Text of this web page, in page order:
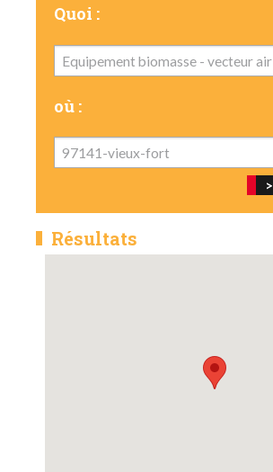
Quoi :
Equipement biomasse - vecteur air
où :
97141-vieux-fort
Résultats